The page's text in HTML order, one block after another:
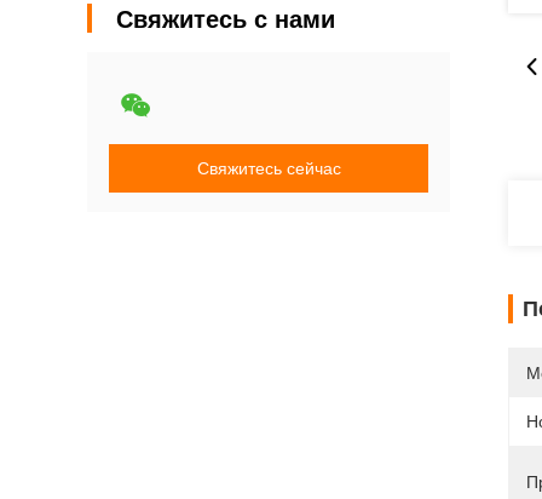
Свяжитесь с нами
Свяжитесь сейчас